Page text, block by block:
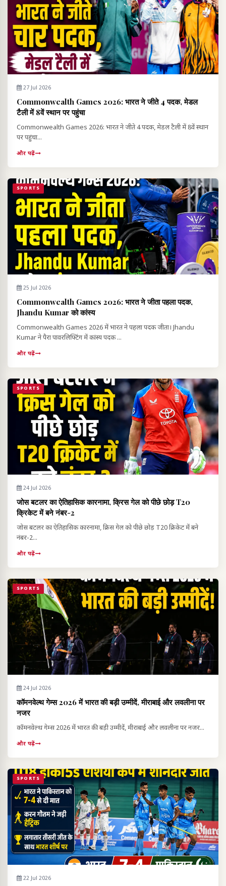
27 Jul 2026
Commonwealth Games 2026: भारत ने जीते 4 पदक, मेडल
टैली में 8वें स्थान पर पहुंचा
Commonwealth Games 2026: भारत ने जीते 4 पदक, मेडल टैली में 8वें स्थान
पर पहुंचा...
और पढ़ें
SPORTS
25 Jul 2026
Commonwealth Games 2026: भारत ने जीता पहला पदक,
Jhandu Kumar को कांस्य
Commonwealth Games 2026 में भारत ने पहला पदक जीता। Jhandu
Kumar ने पैरा पावरलिफ्टिंग में कांस्य पदक ...
और पढ़ें
SPORTS
24 Jul 2026
जोस बटलर का ऐतिहासिक कारनामा, क्रिस गेल को पीछे छोड़ T20
क्रिकेट में बने नंबर-2
जोस बटलर का ऐतिहासिक कारनामा, क्रिस गेल को पीछे छोड़ T20 क्रिकेट में बने
नंबर-2...
और पढ़ें
SPORTS
24 Jul 2026
कॉमनवेल्थ गेम्स 2026 में भारत की बड़ी उम्मीदें, मीराबाई और लवलीना पर
नजर
कॉमनवेल्थ गेम्स 2026 में भारत की बड़ी उम्मीदें, मीराबाई और लवलीना पर नजर...
और पढ़ें
SPORTS
22 Jul 2026